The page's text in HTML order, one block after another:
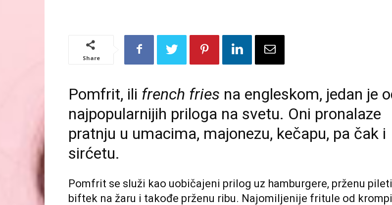
Share
Pomfrit, ili french fries na engleskom, jedan je
najpopularnijih priloga na svetu. Oni pronalaze
pratnju u umacima, majonezu, kečapu, pa čak i
sirćetu.
Pomfrit se služi kao uobičajeni prilog uz hamburgere, prženu
biftek na žaru i takođe prženu ribu. Najomiljenije fritule od